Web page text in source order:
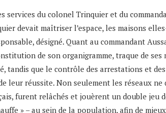
services du colonel Trinquier et du
devait maîtriser l’espace, les maisons
désigné. Quant au commandant
de son organigramme, traque de
tandis que le contrôle des arrestations et
leur réussite. Non seulement les réseaux
furent relâchés et jouèrent un double
» – au sein de la population, afin de